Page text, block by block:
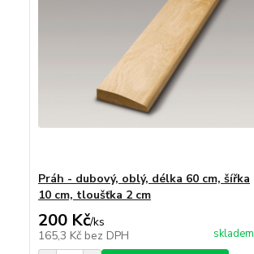
Práh - dubový, oblý, délka 60 cm, šířka
10 cm, tloušťka 2 cm
200 Kč/ks
165,3 Kč bez DPH skladem